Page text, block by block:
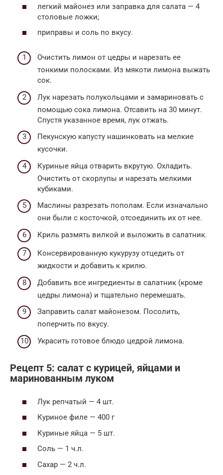
легкий майонез или заправка для салата — 4
столовые ложки;
приправы и соль по вкусу.
Очистить лимон от цедры и нарезать ее
тонкими полосками. Из мякоти лимона выжать
сок.
Лук нарезать полукольцами и замариновать с
помощью сока лимона. Отсавить на 30 минут.
Спустя указанное время, лук отжать.
Пекунскую капусту нашинковать на мелкие
кусочки.
Куриные яйца отварить вкрутую. Охладить.
Очистить от скорлупы и нарезать мелкими
кубиками.
Маслины разрезать пополам. Если изначально
они были с косточкой, отсоединить их от нее.
Криль размять вилкой и выложить в салатник.
Консервированную кукурузу отцедить от
жидкости и добавить к крилю.
Добавить все ингредиенты в салатник (кроме
цедры лимона) и тщательно перемешать.
Заправить салат майонезом. Посолить,
поперчить по вкусу.
Украсить готовое блюдо цедрой лимона.
Рецепт 5: салат с курицей, яйцами и
маринованным луком
Лук репчатый — 4 шт.
Куриное филе — 400 г
Куриные яйца — 5 шт.
Соль — 1 ч.л.
Сахар — 2 ч.л.